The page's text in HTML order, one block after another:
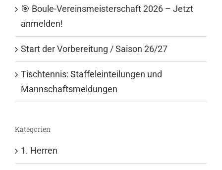
🎯 Boule-Vereinsmeisterschaft 2026 – Jetzt
anmelden!
Start der Vorbereitung / Saison 26/27
Tischtennis: Staffeleinteilungen und
Mannschaftsmeldungen
Kategorien
1. Herren